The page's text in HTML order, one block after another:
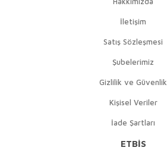
İletişim
Satış Sözleşmesi
Şubelerimiz
Gizlilik ve Güvenlik
Kişisel Veriler
İade Şartları
ETBİS